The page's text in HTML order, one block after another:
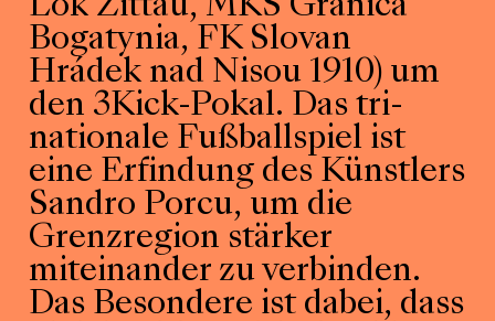
Lok Zittau, MKS Granica
Bogatynia, FK Slovan
Hrádek nad Nisou 1910) um
den 3Kick-Pokal. Das tri-
nationale Fußballspiel ist
eine Erfindung des Künstlers
Sandro Porcu, um die
Grenzregion stärker
miteinander zu verbinden.
Das Besondere ist dabei, dass